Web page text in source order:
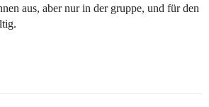
aus, aber nur in der gruppe, und für den